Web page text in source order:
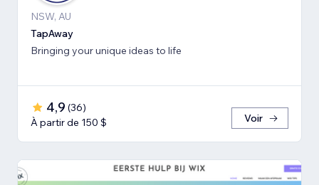
NSW, AU
TapAway
Bringing your unique ideas to life
4,9 (36)
À partir de 150 $
Voir